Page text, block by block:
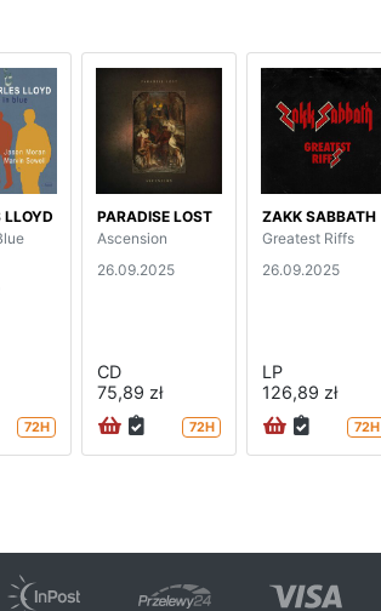
LLOYD
72H
PARADISE LOST
Ascension
26.09.2025
CD
75,89 zł
72H
ZAKK SABBATH
Greatest Riffs
26.09.2025
LP
126,89 zł
72H